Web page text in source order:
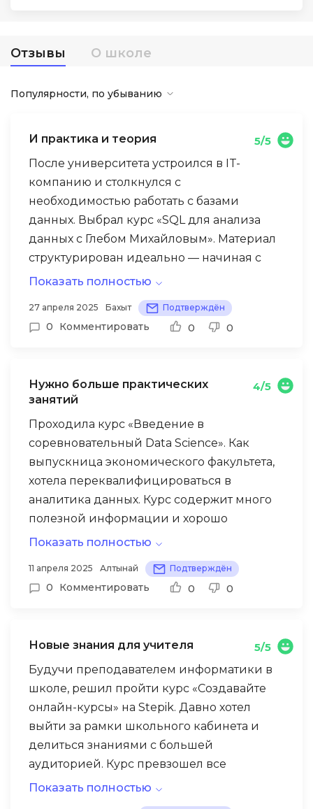
Отзывы О школе
Популярности, по убыванию
И практика и теория
5/5
После университета устроился в IT-
компанию и столкнулся с
необходимостью работать с базами
данных. Выбрал курс «SQL для анализа
данных с Глебом Михайловым». Материал
структурирован идеально — начиная с
азов и постепенно переходя к сложным
четко, без воды, с реальными примерами
из бизнеса. Ценно, что курс не только дает
оптимизировать несколько процессов в
повышение. Если вы в Казахстане
работаете с данными или планируете —
этот курс однозначно стоит своих денег.
Жалею только, что не нашел его раньше.
Показать полностью
27 апреля 2025 Бахыт Подтверждён
0 Комментировать 0 0
Нужно больше практических
занятий
4/5
Проходила курс «Введение в
соревновательный Data Science». Как
выпускница экономического факультета,
хотела переквалифицироваться в
аналитика данных. Курс содержит много
полезной информации и хорошо
структурирован, но для новичков не
концепций. Приходилось дополнительно
искать информацию, что отнимало время.
комментариев к решенным задачам, а не
просто «правильно/неправильно». В
целом, курс дал понимание принципов
работы с данными, но для полноценного
входа в профессию пришлось
дополнительно заниматься
самообразованием. Тем не менее, как
старт в Data Science для казахстанских
Показать полностью
11 апреля 2025 Алтынай Подтверждён
0 Комментировать 0 0
Новые знания для учителя
5/5
Будучи преподавателем информатики в
школе, решил пройти курс «Создавайте
онлайн-курсы» на Stepik. Давно хотел
выйти за рамки школьного кабинета и
делиться знаниями с большей
аудиторией. Курс превзошел все
ожидания! Подробно разобраны все этапы
Показать полностью
Акции и промокоды